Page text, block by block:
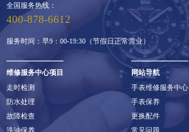
全国服务热线：
400-878-6612
服务时间：早9：00-19:30（节假日正常营业）
维修服务中心项目
走时检测
防水处理
故障检查
洗油保养
网站导航
手表维修服务中心
手表保养
更换配件
常见问题